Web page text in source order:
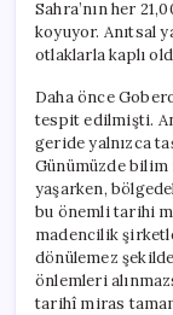
Sahra’nın her
koyuyor. Anıtsal
otlaklarla kaplı
Daha önce
tespit edilmişti.
geride yalnızca
Günümüzde
yaşarken,
bu önemli tarihi
madencilik
dönülemez
önlemleri
tarihî miras